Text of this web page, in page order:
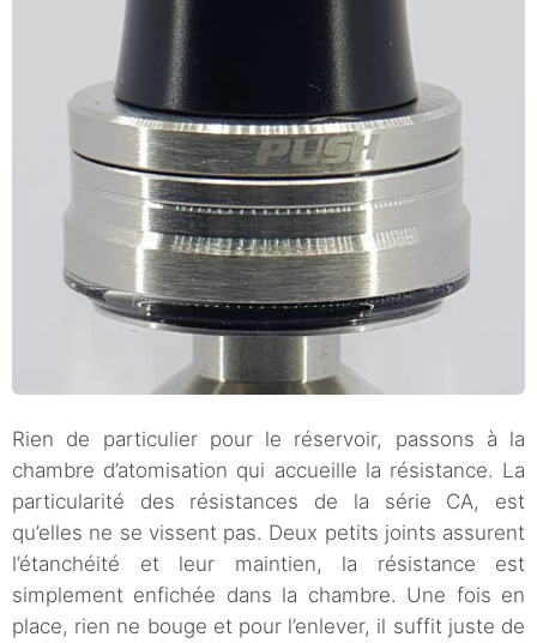
Rien de particulier pour le réservoir, passons à la
chambre d’atomisation qui accueille la résistance. La
particularité des résistances de la série CA, est
qu’elles ne se vissent pas. Deux petits joints assurent
l’étanchéité et leur maintien, la résistance est
simplement enfichée dans la chambre. Une fois en
place, rien ne bouge et pour l’enlever, il suffit juste de